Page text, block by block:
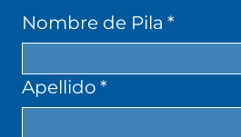
Nombre de Pila *
Apellido *